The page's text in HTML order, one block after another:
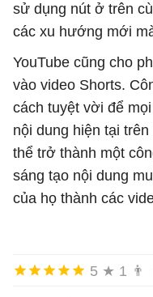
sử dụng nút ở trên
các xu hướng mới
YouTube cũng cho
vào video Shorts.
cách tuyệt vời để
nội dung hiện tại
thể trở thành một
sáng tạo nội dung
của họ thành các
5 ★ 1 👨